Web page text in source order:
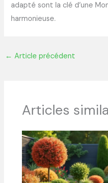
adapté sont la clé d’une
harmonieuse.
← Article précédent
Articles